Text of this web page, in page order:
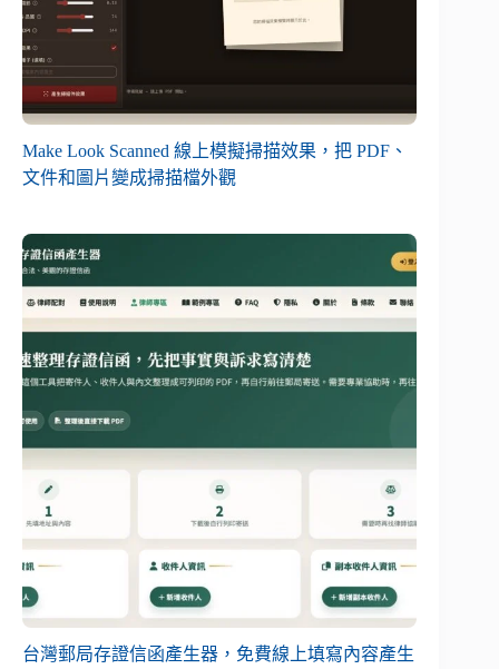
Make Look Scanned 線上模擬掃描效果，把 PDF、
文件和圖片變成掃描檔外觀
台灣郵局存證信函產生器，免費線上填寫內容產生